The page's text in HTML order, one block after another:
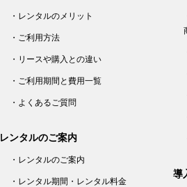
・レンタルのメリット
・ご利用方法
・リースや購入との違い
・ご利用期間と費用一覧
・よくあるご質問
レンタルのご案内
・レンタルのご案内
・レンタル期間・レンタル料金
導